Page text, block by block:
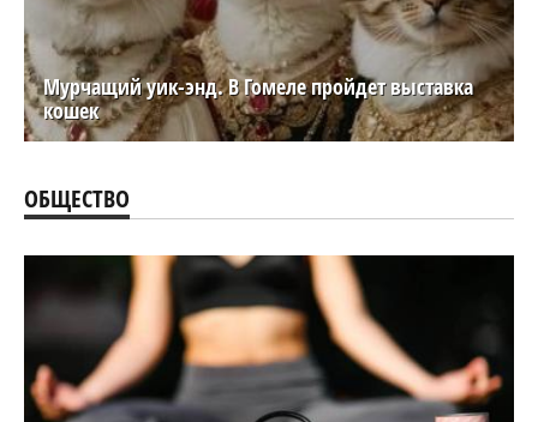
Мурчащий уик-энд. В Гомеле пройдет выставка
кошек
ОБЩЕСТВО